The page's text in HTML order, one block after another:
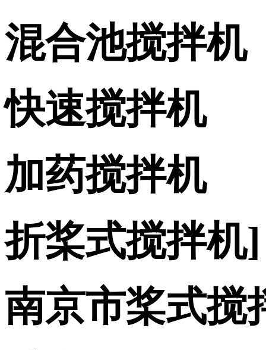
混合池搅拌机
快速搅拌机
加药搅拌机
折桨式搅拌机]
南京市桨式搅